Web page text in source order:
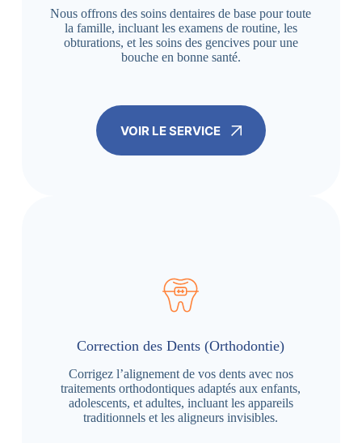
Nous offrons des soins dentaires de base pour toute
la famille, incluant les examens de routine, les
obturations, et les soins des gencives pour une
bouche en bonne santé.
VOIR LE SERVICE
Correction des Dents (Orthodontie)
Corrigez l’alignement de vos dents avec nos
traitements orthodontiques adaptés aux enfants,
adolescents, et adultes, incluant les appareils
traditionnels et les aligneurs invisibles.